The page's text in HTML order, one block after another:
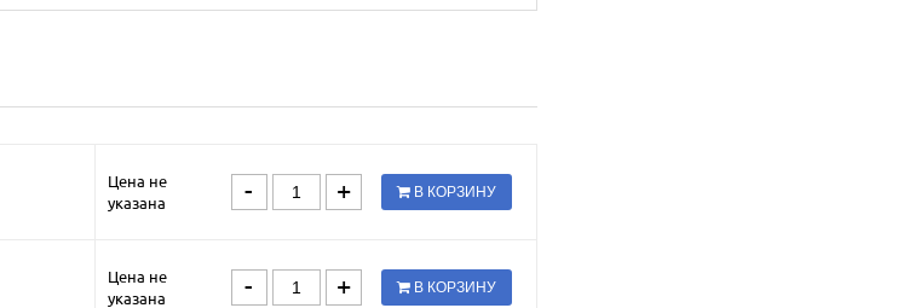
Цена не
указана
- + В КОРЗИНУ
Цена не
указана
- + В КОРЗИНУ